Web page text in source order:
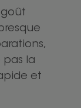
pas la
et